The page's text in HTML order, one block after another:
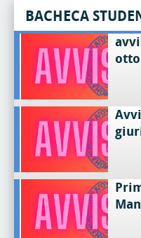
BACHECA